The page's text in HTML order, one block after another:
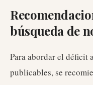
búsqueda de
Para abordar el déficit
publicables, se